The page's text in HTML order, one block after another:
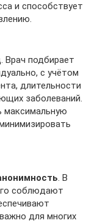
и способствует
. Врач подбирает
с учётом
длительности
заболеваний.
максимальную
. В
соблюдают
для многих